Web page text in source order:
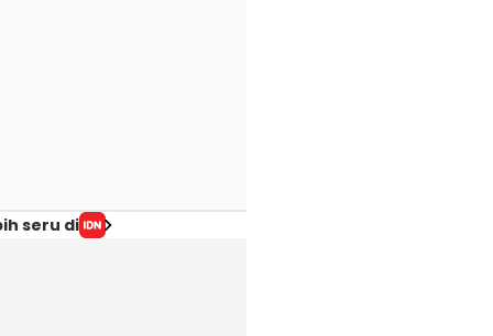
seru di